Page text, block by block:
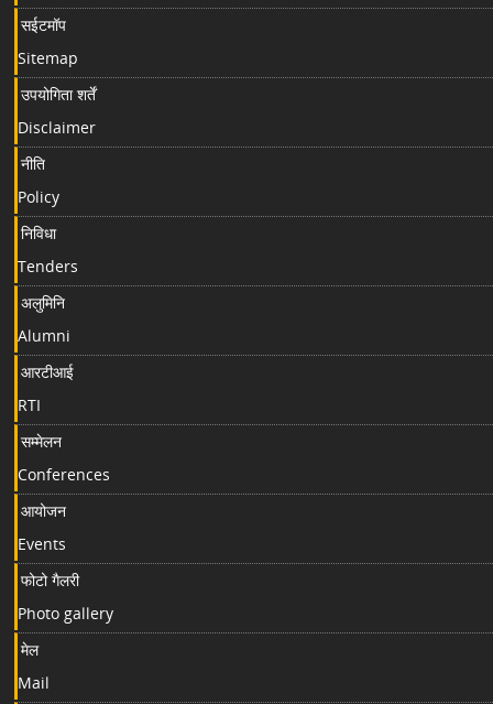
सईटमॉप
Sitemap
उपयोगिता शर्तें
Disclaimer
नीति
Policy
निविधा
Tenders
अलुमिनि
Alumni
आरटीआई
RTI
सम्मेलन
Conferences
आयोजन
Events
फोटो गैलरी
Photo gallery
मेल
Mail